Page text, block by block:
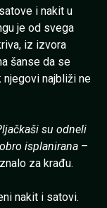
i nakit u
je od svega
iz izvora
šanse da se
njegovi najbliži ne
su odneli
isplanirana –
za krađu.
nakit i satovi.